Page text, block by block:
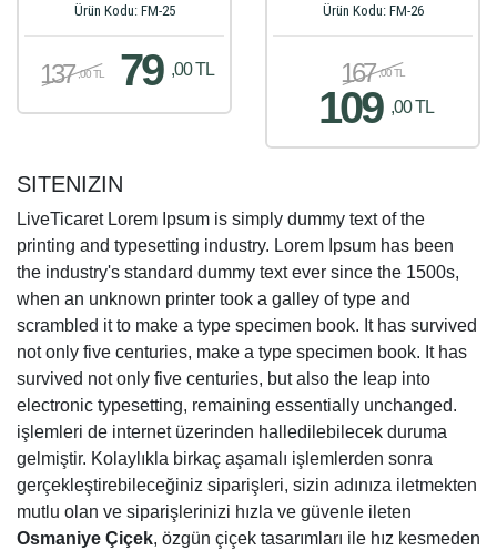
Ürün Kodu: FM-25
137 ,00 TL 79 ,00 TL
Ürün Kodu: FM-26
167 ,00 TL
109 ,00 TL
SITENIZIN
LiveTicaret Lorem Ipsum is simply dummy text of the
printing and typesetting industry. Lorem Ipsum has been
the industry's standard dummy text ever since the 1500s,
when an unknown printer took a galley of type and
scrambled it to make a type specimen book. It has survived
not only five centuries, make a type specimen book. It has
survived not only five centuries, but also the leap into
electronic typesetting, remaining essentially unchanged.
işlemleri de internet üzerinden halledilebilecek duruma
gelmiştir. Kolaylıkla birkaç aşamalı işlemlerden sonra
gerçekleştirebileceğiniz siparişleri, sizin adınıza iletmekten
mutlu olan ve siparişlerinizi hızla ve güvenle ileten
Osmaniye Çiçek, özgün çiçek tasarımları ile hız kesmeden